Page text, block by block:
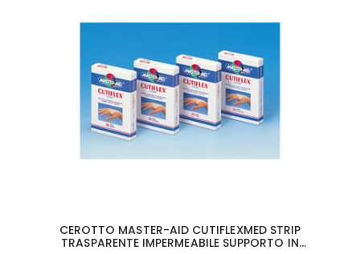
CEROTTO MASTER-AID CUTIFLEXMED STRIP
TRASPARENTE IMPERMEABILE SUPPORTO IN